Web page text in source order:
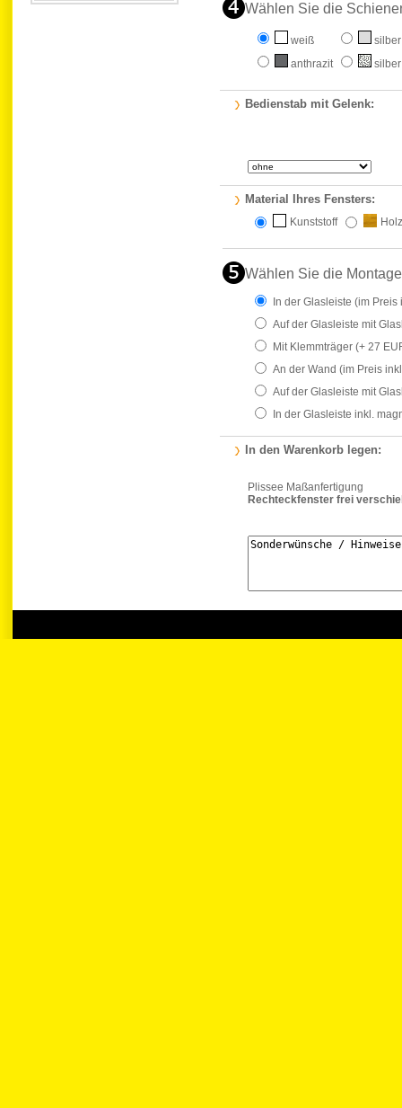
Wählen Sie die
weiß
silber
anthrazit
Bedienstab mit Gelenk:
Material Ihres Fensters:
Kunststoff Holz
Wählen Sie die
In der Glasleiste (im Preis
Auf der Glasleiste mit
Mit Klemmträger (+ 27
An der Wand (im Preis
Auf der Glasleiste mit
In der Glasleiste inkl.
In den Warenkorb legen:
Plissee Maßanfertigung
Rechteckfenster frei